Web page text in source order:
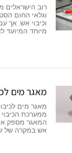
רוב הישראלים
וגלאי החום
וכיבוי אש, אך
מיוחד המיועד
מאגר מים
מאגר מים
ממערכת הכיבוי
המאגר מספק
אש במקרה של